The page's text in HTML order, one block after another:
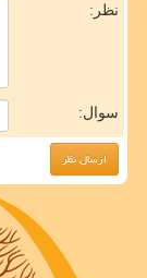
نظر:
سوال: